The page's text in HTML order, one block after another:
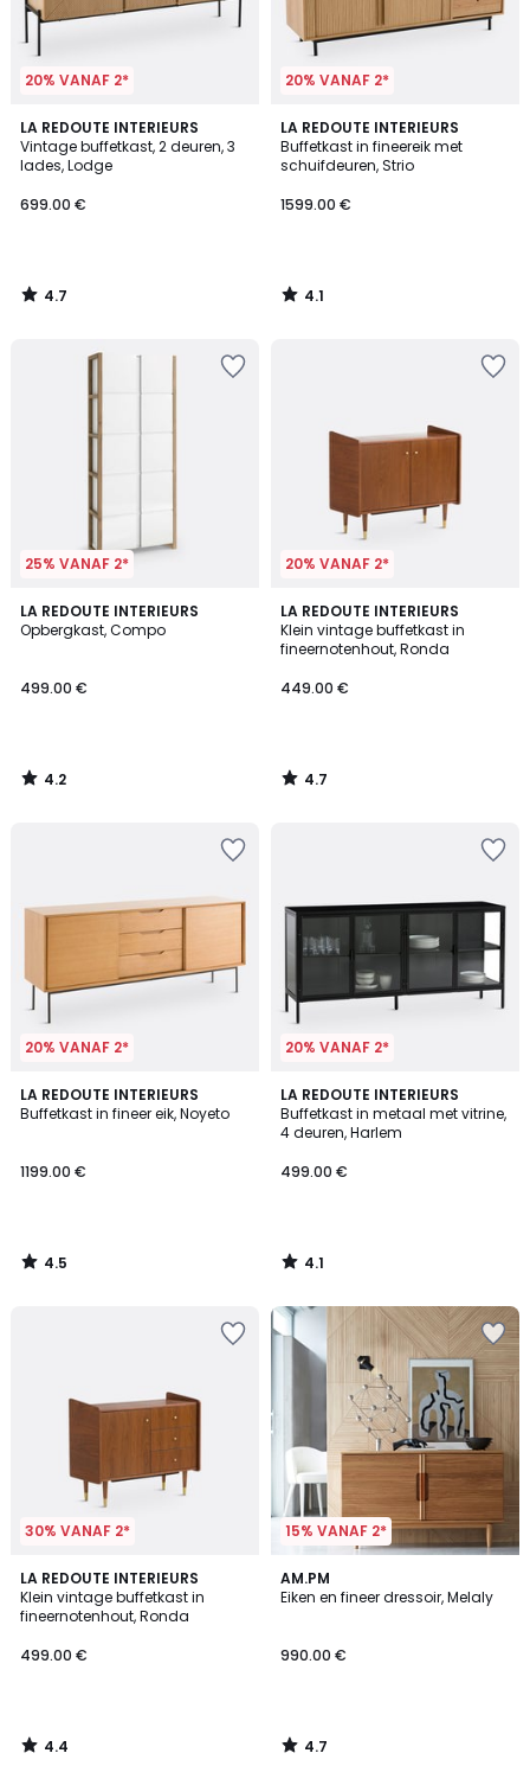
20% VANAF 2*
LA REDOUTE INTERIEURS
Vintage buffetkast, 2 deuren, 3
lades, Lodge
699.00 €
4.7
/ 5
4.7
/
20% VANAF 2*
LA REDOUTE INTERIEURS
Buffetkast in fineereik met
schuifdeuren, Strio
1599.00 €
4.1
/ 5
4.1
/
25% VANAF 2*
LA REDOUTE INTERIEURS
Opbergkast, Compo
499.00 €
4.2
/ 5
4.2
/
20% VANAF 2*
LA REDOUTE INTERIEURS
Klein vintage buffetkast in
fineernotenhout, Ronda
449.00 €
4.7
/ 5
4.7
/
20% VANAF 2*
LA REDOUTE INTERIEURS
Buffetkast in fineer eik, Noyeto
1199.00 €
4.5
/ 5
4.5
/
20% VANAF 2*
LA REDOUTE INTERIEURS
Buffetkast in metaal met vitrine,
4 deuren, Harlem
499.00 €
4.1
/ 5
4.1
/
30% VANAF 2*
LA REDOUTE INTERIEURS
Klein vintage buffetkast in
fineernotenhout, Ronda
499.00 €
4.4
/ 5
4.4
/
15% VANAF 2*
AM.PM
Eiken en fineer dressoir, Melaly
990.00 €
4.7
/ 5
4.7
/